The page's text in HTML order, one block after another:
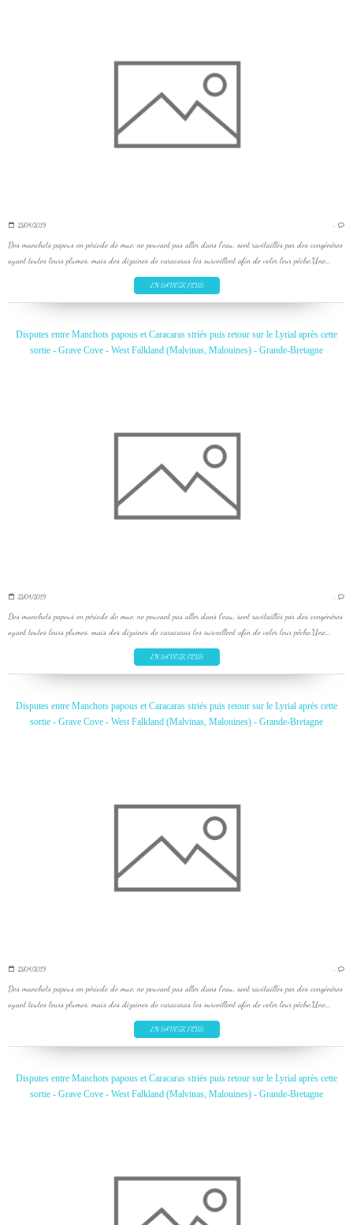
23/04/2019 …
Des manchots papous en période de mue, ne pouvant pas aller dans l'eau, sont ravitaillés par des congénères
ayant toutes leurs plumes, mais des dizaines de caracaras les surveillent afin de voler leur pêche.Une...
EN SAVOIR PLUS
Disputes entre Manchots papous et Caracaras striés puis retour sur le Lyrial après cette
sortie - Grave Cove - West Falkland (Malvinas, Malouines) - Grande-Bretagne
23/04/2019 …
Des manchots papous en période de mue, ne pouvant pas aller dans l'eau, sont ravitaillés par des congénères
ayant toutes leurs plumes, mais des dizaines de caracaras les surveillent afin de voler leur pêche.Une...
EN SAVOIR PLUS
Disputes entre Manchots papous et Caracaras striés puis retour sur le Lyrial après cette
sortie - Grave Cove - West Falkland (Malvinas, Malouines) - Grande-Bretagne
23/04/2019
Des manchots papous en période de mue, ne pouvant pas aller dans l'eau, sont ravitaillés par des congénères
ayant toutes leurs plumes, mais des dizaines de caracaras les surveillent afin de voler leur pêche.Une...
EN SAVOIR PLUS
Disputes entre Manchots papous et Caracaras striés puis retour sur le Lyrial après cette
sortie - Grave Cove - West Falkland (Malvinas, Malouines) - Grande-Bretagne